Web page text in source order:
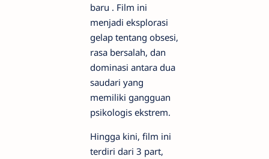
baru . Film ini
menjadi eksplorasi
gelap tentang obsesi,
rasa bersalah, dan
dominasi antara dua
saudari yang
memiliki gangguan
psikologis ekstrem.
Hingga kini, film ini
terdiri dari 3 part,